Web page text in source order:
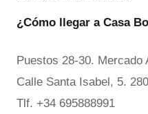
¿Cómo llegar a Casa
Puestos 28-30. Mercado
Calle Santa Isabel, 5.
Tlf. +34 695888991